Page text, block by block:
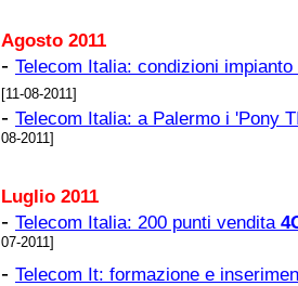
Agosto 2011
- Telecom Italia: condizioni impianto
[11-08-2011]
- Telecom Italia: a Palermo i 'Pony
08-2011]
Luglio 2011
- Telecom Italia: 200 punti vendita
07-2011]
- Telecom It: formazione e